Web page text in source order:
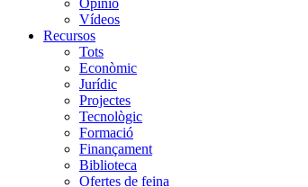
Opinió
Vídeos
Recursos
Tots
Econòmic
Jurídic
Projectes
Tecnològic
Formació
Finançament
Biblioteca
Ofertes de feina